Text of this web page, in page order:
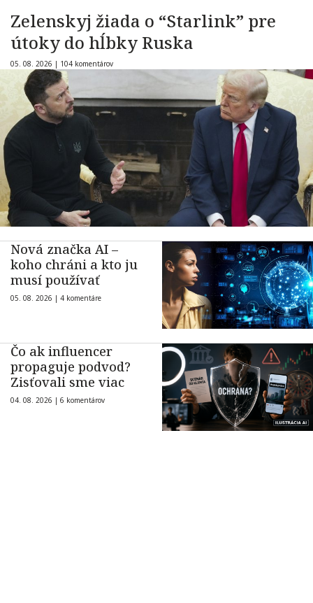
Zelenskyj žiada o “Starlink” pre
útoky do hĺbky Ruska
05. 08. 2026 | 104 komentárov
Nová značka AI –
koho chráni a kto ju
musí používať
05. 08. 2026 | 4 komentáre
Čo ak influencer
propaguje podvod?
Zisťovali sme viac
04. 08. 2026 | 6 komentárov